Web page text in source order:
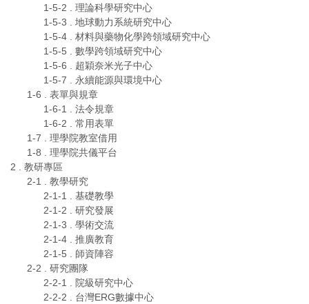
1-5-2 . 理論科學研究中心
1-5-3 . 地球動力系統研究中心
1-5-4 . 材料與藥物化學跨領域研究中心
1-5-5 . 數學跨領域研究中心
1-5-6 . 超穎奈米光子中心
1-5-7 . 永續能源與環境中心
1-6 . 表單與規章
1-6-1 . 法令規章
1-6-2 . 常用表單
1-7 . 理學院教室借用
1-8 . 理學院共儀平台
2 . 教研專區
2-1 . 教學研究
2-1-1 . 基礎教學
2-1-2 . 研究發展
2-1-3 . 學術交流
2-1-4 . 推廣教育
2-1-5 . 師資陣容
2-2 . 研究團隊
2-2-1 . 院級研究中心
2-2-2 . 台灣ERG數據中心